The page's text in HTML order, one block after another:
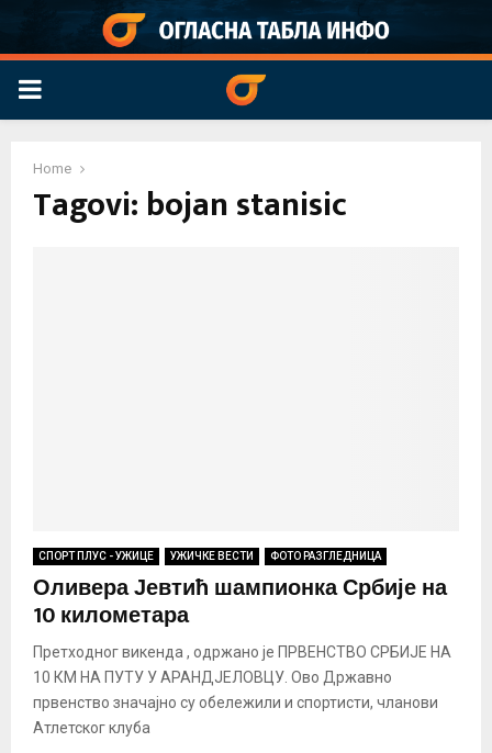
PRIMARY
Home
Tagovi: bojan stanisic
СПОРТ ПЛУС - УЖИЦЕ УЖИЧКЕ ВЕСТИ ФОТО РАЗГЛЕДНИЦА
Оливера Јевтић шампионка Србије на
10 километара
Претходног викенда , одржано је ПРВЕНСТВО СРБИЈЕ НА
10 КМ НА ПУТУ У АРАНДЈЕЛОВЦУ. Ово Државно
првенство значајно су обележили и спортисти, чланови
Атлетског клуба